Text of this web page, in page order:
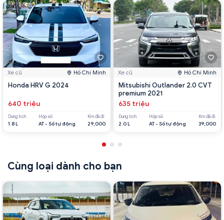
Xe cũ Hồ Chí Minh
Honda HRV G 2024
640 triệu
Dung tích
1.8 L
Hộp số
AT - Số tự động
Km đã đi
29,000
Xe cũ Hồ Chí Minh
Mitsubishi Outlander 2.0 CVT
premium 2021
635 triệu
Dung tích
2.0 L
Hộp số
AT - Số tự động
Km đã đi
39,000
Cùng loại dành cho bạn